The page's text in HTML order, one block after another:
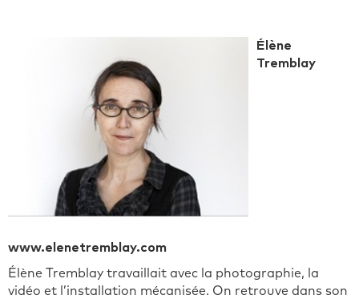
Élène
Tremblay
www.elenetremblay.com
Élène Tremblay travaillait avec la photographie, la
vidéo et l’installation mécanisée. On retrouve dans son